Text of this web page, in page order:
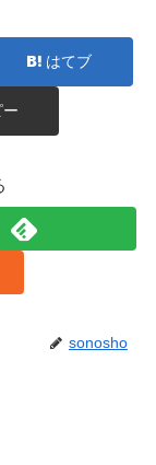
はてブ
ー
sonosho